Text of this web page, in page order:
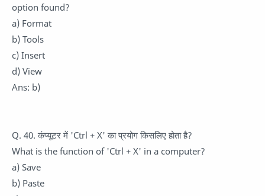
option found?
a) Format
b) Tools
c) Insert
d) View
Ans: b)
Q. 40. कंप्यूटर में 'Ctrl + X' का प्रयोग किसलिए होता है?
What is the function of 'Ctrl + X' in a computer?
a) Save
b) Paste